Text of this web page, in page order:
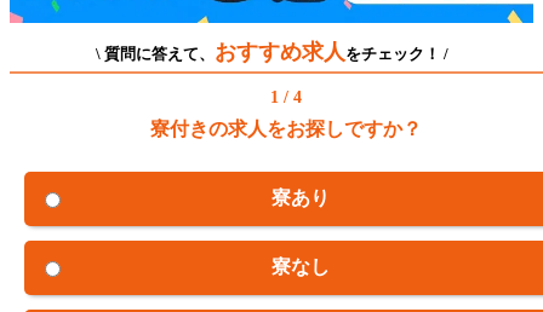
\ 質問に答えて、 おすすめ求人 をチェック！ /
1 / 4
寮付きの求人をお探しですか？
寮あり
寮なし